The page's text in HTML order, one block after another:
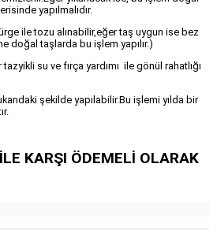
yapılmalıdır.
ile tozu alınabilir,eğer taş uygun ise bez
doğal taşlarda bu işlem yapılır.)
su ve fırça yardımı ile gönül rahatlığı
şekilde yapılabilir.Bu işlemi yılda bir
KARŞI ÖDEMELİ OLARAK